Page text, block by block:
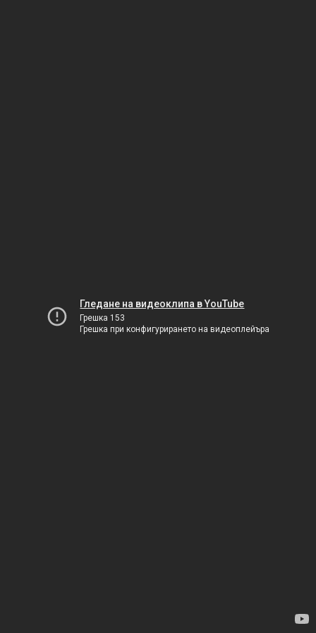
Гледане на видеоклипа в YouTube
Грешка 153
Грешка при конфигурирането на видеоплейъра